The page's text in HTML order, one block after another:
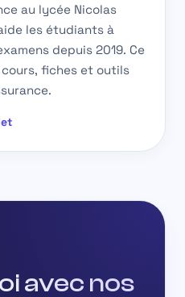
au lycée Nicolas
les étudiants à
depuis 2019. Ce
fiches et outils
avec nos